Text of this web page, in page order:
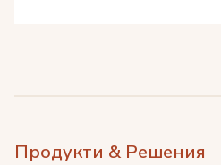
Продукти & Решения